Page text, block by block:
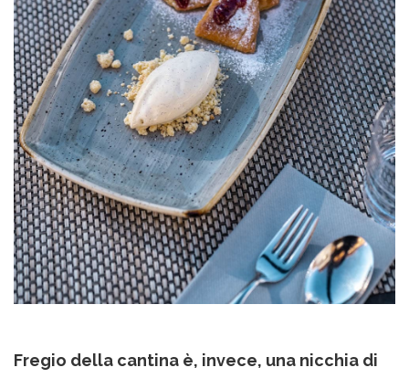
Fregio della cantina è, invece, una nicchia di